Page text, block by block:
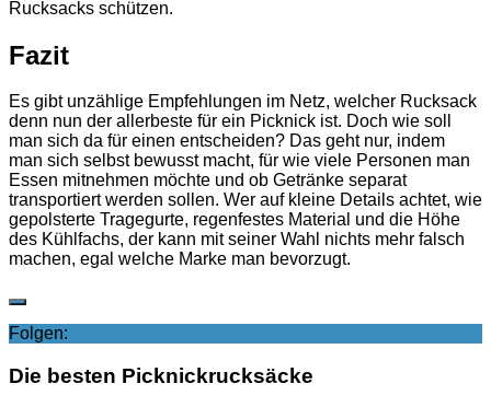
Rucksacks schützen.
Fazit
Es gibt unzählige Empfehlungen im Netz, welcher Rucksack
denn nun der allerbeste für ein Picknick ist. Doch wie soll
man sich da für einen entscheiden? Das geht nur, indem
man sich selbst bewusst macht, für wie viele Personen man
Essen mitnehmen möchte und ob Getränke separat
transportiert werden sollen. Wer auf kleine Details achtet, wie
gepolsterte Tragegurte, regenfestes Material und die Höhe
des Kühlfachs, der kann mit seiner Wahl nichts mehr falsch
machen, egal welche Marke man bevorzugt.
Folgen:
Die besten Picknickrucksäcke